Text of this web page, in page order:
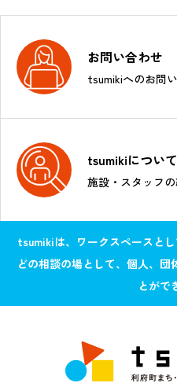
お問い合わせ
tsumikiへのお問
tsumikiについて
施設・スタッフ
tsumikiは、ワークスペースと
どの相談の場として、個人、
とがで